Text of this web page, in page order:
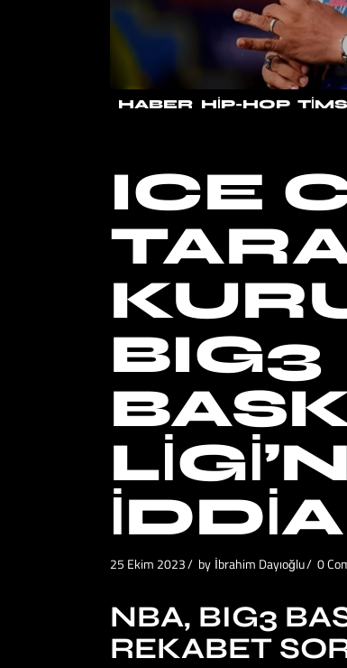
HABER HIP-HOP
ICE
BIG3
25 Ekim 2023 by İbrahim Dayıoğlu 0
NBA, BIG3
REKABET